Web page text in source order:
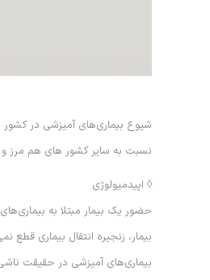
شيوع بيماري‌هاي آميزشي در
نسبت به ساير كشور هاي هم مرز و
◊ اپيدميولوژي
حضور يك بيمار مبتلا به
بيمار، زنجيره انتقال بيماري قطع
بيماري‌هاي آميزشي در حقيقت